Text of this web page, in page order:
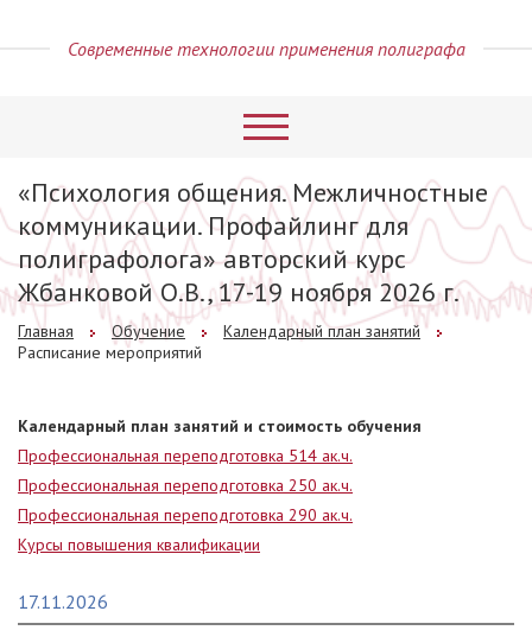
Современные технологии применения полиграфа
«Психология общения. Межличностные
коммуникации. Профайлинг для
полиграфолога» авторский курс
Жбанковой О.В., 17-19 ноября 2026 г.
Главная Обучение
Календарный план занятий
Расписание мероприятий
Календарный план занятий и стоимость обучения
Профессиональная переподготовка 514 ак.ч.
Профессиональная переподготовка 250 ак.ч.
Профессиональная переподготовка 290 ак.ч.
Курсы повышения квалификации
17.11.2026